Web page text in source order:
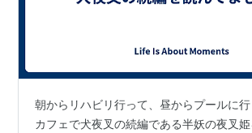
朝からリハビリ行って、昼からプールに
カフェで犬夜叉の続編である半妖の夜叉